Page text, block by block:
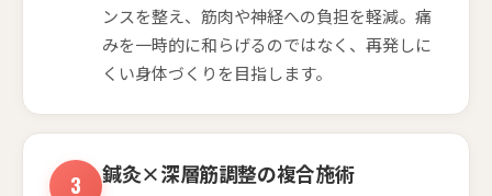
ンスを整え、筋肉や神経への負担を軽減。痛
みを一時的に和らげるのではなく、再発しに
くい身体づくりを目指します。
鍼灸×深層筋調整の複合施術